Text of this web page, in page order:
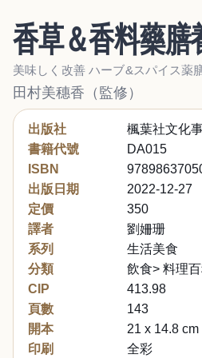
香草＆香料藥膳
田村美穗香（監修）
出版社
楓葉社文化
書籍代號
DA015
ISBN
出版日期
2022-12-27
定價
350
譯者
劉姍珊
系列
生活美食
分類
飲食> 料理
CIP
413.98
頁數
143
開本
21 x 14.8 cm
印刷
全彩